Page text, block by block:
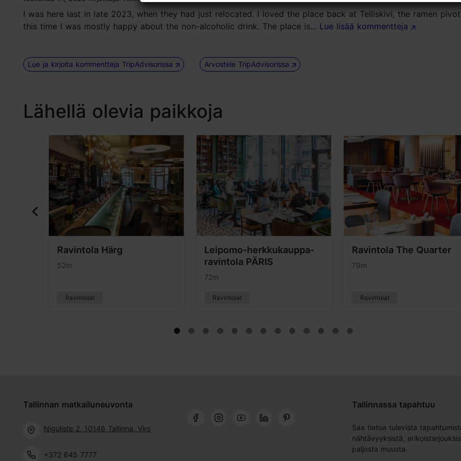
I was here last in late 2023, when they had just relocated. I loved the place back at Telliskivi, the ramen
this time I was mostly happy about the non-alcoholic drink. The place is... Lue lisää kommentteja
Lue ja kirjoita kommentteja TripAdvisorissa Arvostele TripAdvisorissa
Lähellä olevia paikkoja
Ravintola Härg
52m
Ravintolat
Leipomo-herkkukauppa-
ravintola PÄRIS
72m
Ravintolat
Ravintola The Quarter
79m
Ravintolat
Tallinnan matkailuneuvonta
Niguliste 2, 10146 Tallinna, Viro
+372 645 7777
Tallinnassa tapahtuu
Saa tietoa tulevista
nähtävyyksistä,
paljosta muusta.